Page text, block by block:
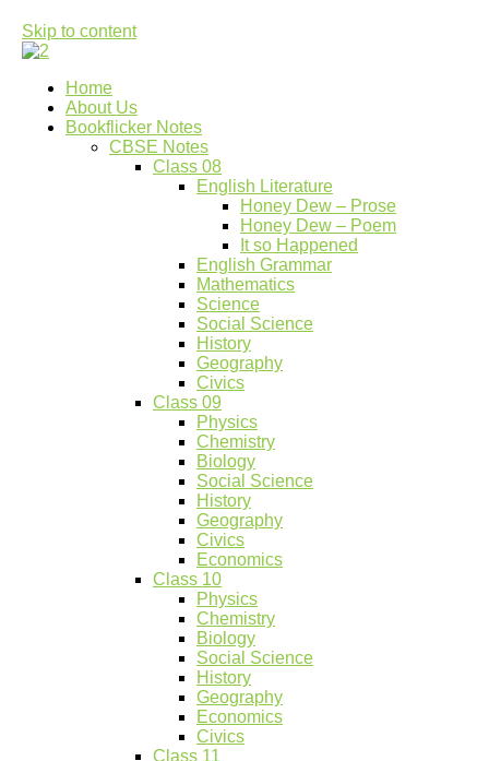
Skip to content
Bookflicker Notes
Gateway To Future
Home
About Us
Bookflicker Notes
CBSE Notes
Class 08
English Literature
Honey Dew – Prose
Honey Dew – Poem
It so Happened
English Grammar
Mathematics
Science
Social Science
History
Geography
Civics
Class 09
Physics
Chemistry
Biology
Social Science
History
Geography
Civics
Economics
Class 10
Physics
Chemistry
Biology
Social Science
History
Geography
Economics
Civics
Class 11